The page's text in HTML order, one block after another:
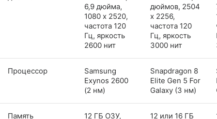
6,9 дюйма,
1080 x 2520,
частота 120
Гц, яркость
2600 нит
дюймов, 2504
x 2256,
частота 120
Гц, яркость
3000 нит
Процессор
Samsung
Exynos 2600
(2 нм)
Snapdragon 8
Elite Gen 5 For
Galaxy (3 нм)
Память
12 ГБ ОЗУ,
12 или 16 ГБ